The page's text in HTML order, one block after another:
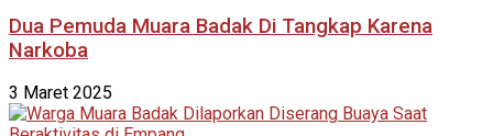
Dua Pemuda Muara Badak Di Tangkap Karena
Narkoba
3 Maret 2025